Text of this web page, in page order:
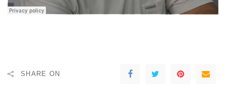
SHARE ON